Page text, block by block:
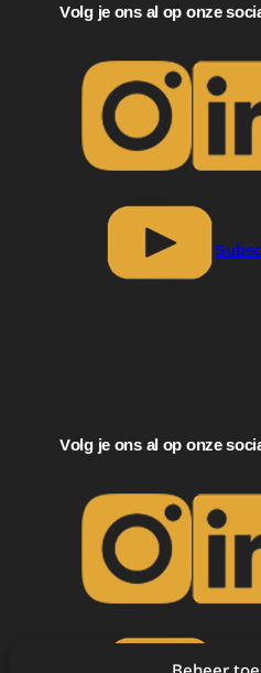
Volg je ons al op onze
Volg je ons al op onze